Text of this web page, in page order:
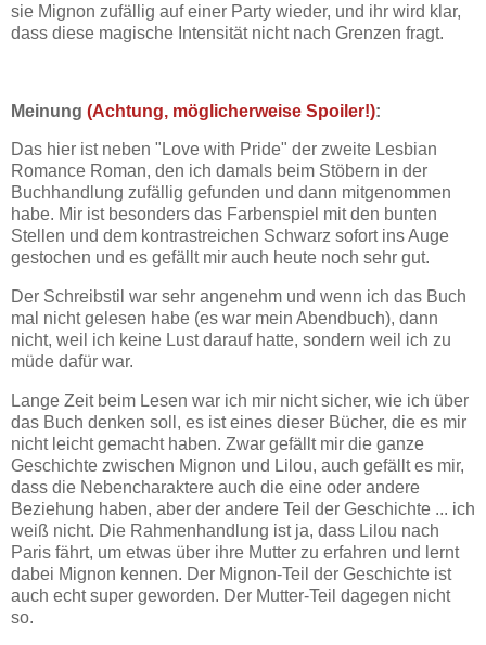
sie Mignon zufällig auf einer Party wieder, und ihr wird klar,
dass diese magische Intensität nicht nach Grenzen fragt.
Meinung (Achtung, möglicherweise Spoiler!):
Das hier ist neben "Love with Pride" der zweite Lesbian
Romance Roman, den ich damals beim Stöbern in der
Buchhandlung zufällig gefunden und dann mitgenommen
habe. Mir ist besonders das Farbenspiel mit den bunten
Stellen und dem kontrastreichen Schwarz sofort ins Auge
gestochen und es gefällt mir auch heute noch sehr gut.
Der Schreibstil war sehr angenehm und wenn ich das Buch
mal nicht gelesen habe (es war mein Abendbuch), dann
nicht, weil ich keine Lust darauf hatte, sondern weil ich zu
müde dafür war.
Lange Zeit beim Lesen war ich mir nicht sicher, wie ich über
das Buch denken soll, es ist eines dieser Bücher, die es mir
nicht leicht gemacht haben. Zwar gefällt mir die ganze
Geschichte zwischen Mignon und Lilou, auch gefällt es mir,
dass die Nebencharaktere auch die eine oder andere
Beziehung haben, aber der andere Teil der Geschichte ... ich
weiß nicht. Die Rahmenhandlung ist ja, dass Lilou nach
Paris fährt, um etwas über ihre Mutter zu erfahren und lernt
dabei Mignon kennen. Der Mignon-Teil der Geschichte ist
auch echt super geworden. Der Mutter-Teil dagegen nicht
so.